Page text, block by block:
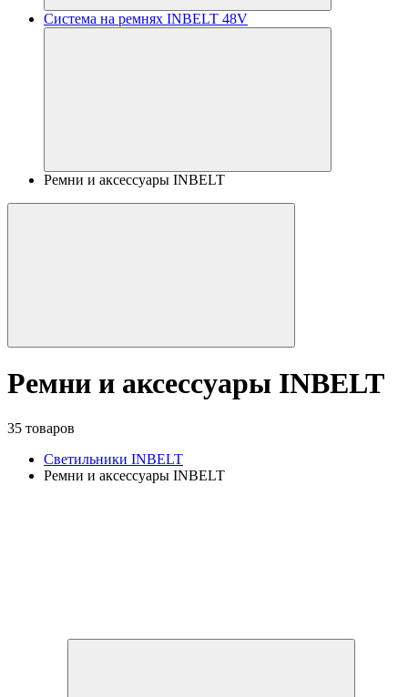
Система на ремнях INBELT 48V
Ремни и аксессуары INBELT
Ремни и аксессуары INBELT
35 товаров
Светильники INBELT
Ремни и аксессуары INBELT